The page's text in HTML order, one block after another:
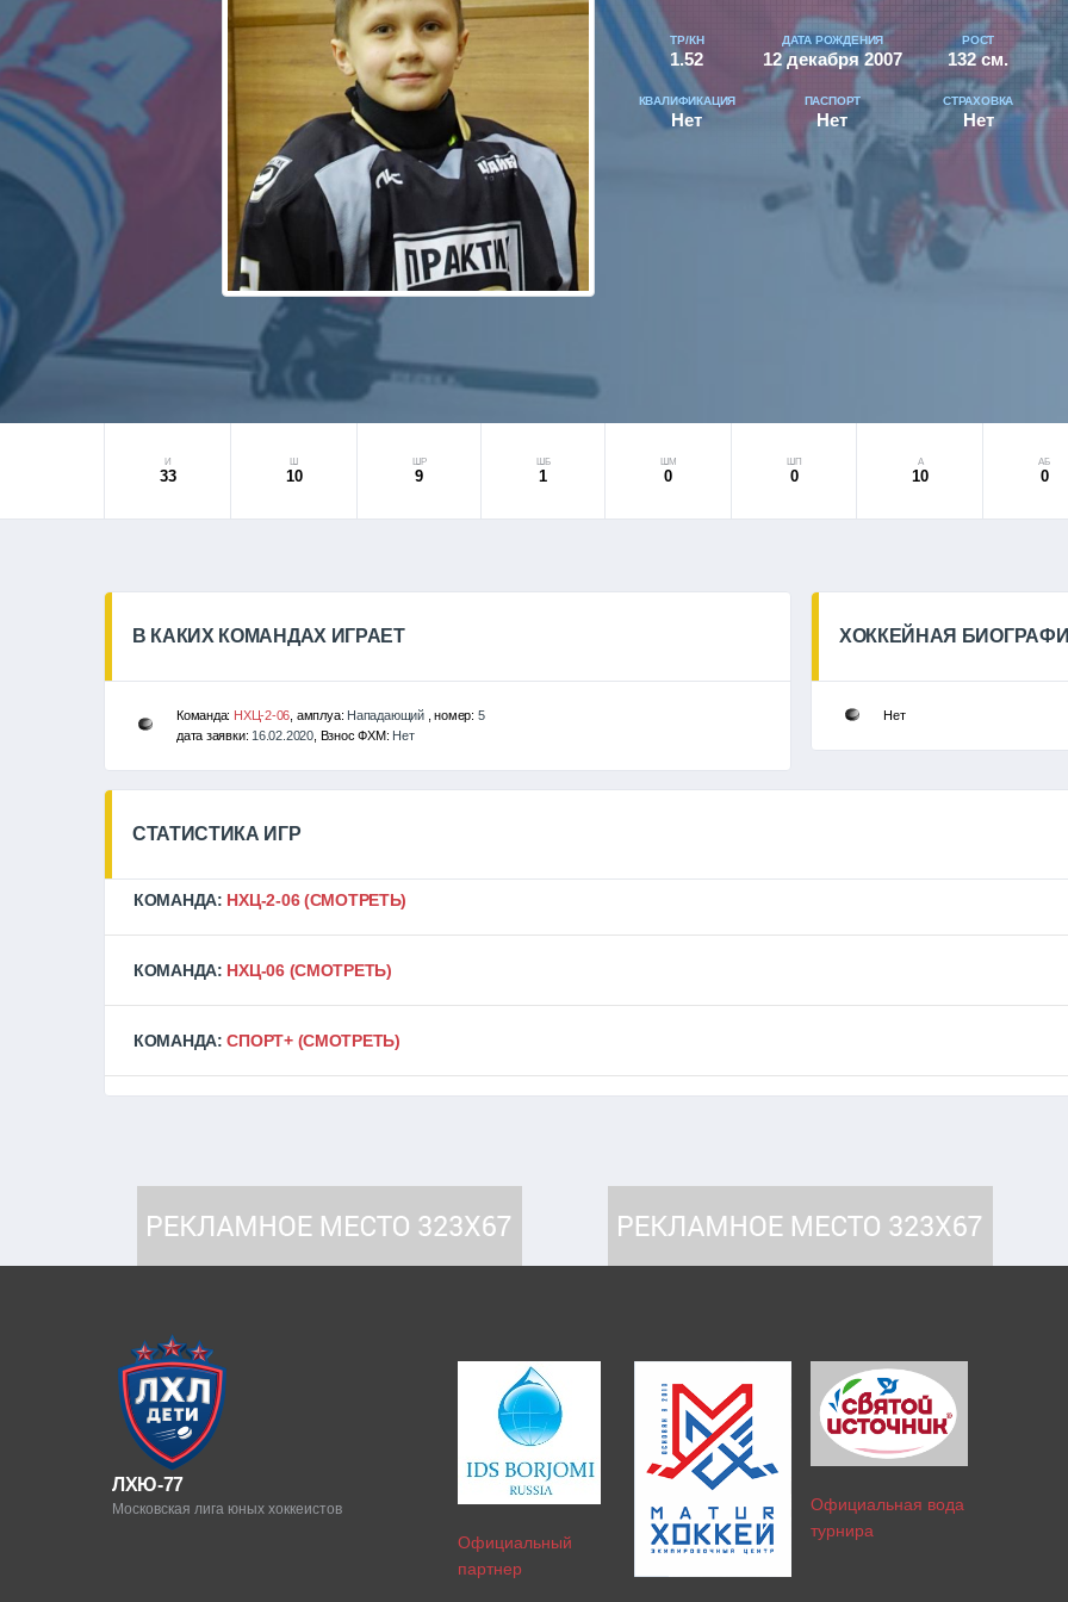
ТР/КН
1.52
ДАТА РОЖДЕНИЯ
12 декабря 2007
РОСТ
132 см.
КВАЛИФИКАЦИЯ
Нет
ПАСПОРТ
Нет
СТРАХОВКА
Нет
И
33
Ш
10
ШР
9
ШБ
1
ШМ
0
ШП
0
А
10
АБ
0
В КАКИХ КОМАНДАХ ИГРАЕТ
Команда: НХЦ-2-06 , амплуа: Нападающий, номер: 5
дата заявки: 16.02.2020, Взнос ФХМ: Нет
ХОККЕЙНАЯ
Нет
СТАТИСТИКА ИГР
КОМАНДА: НХЦ-2-06 (СМОТРЕТЬ)
КОМАНДА: НХЦ-06 (СМОТРЕТЬ)
КОМАНДА:СПОРТ+ (СМОТРЕТЬ)
ЛХЮ-77
Московская лига юных хоккеистов
Официальный
партнер
Официальная вода
турнира